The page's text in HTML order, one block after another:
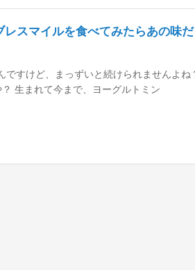
スマイルを食べてみたらあの味だ
すけど、まっずいと続けられませんよ
生まれて今まで、ヨーグルトミン